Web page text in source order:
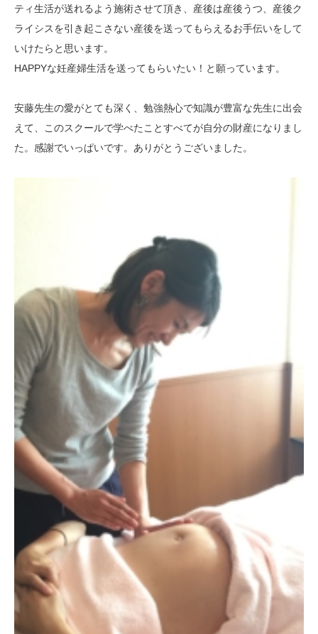
ティ生活が送れるよう施術させて頂き、産後は産後うつ、産後ク
ライシスを引き起こさない産後を送ってもらえるお手伝いをして
いけたらと思います。
HAPPYな妊産婦生活を送ってもらいたい！と願っています。
安藤先生の愛がとても深く、勉強熱心で知識が豊富な先生に出会
えて、このスクールで学べたことすべてが自分の財産になりまし
た。感謝でいっぱいです。ありがとうございました。